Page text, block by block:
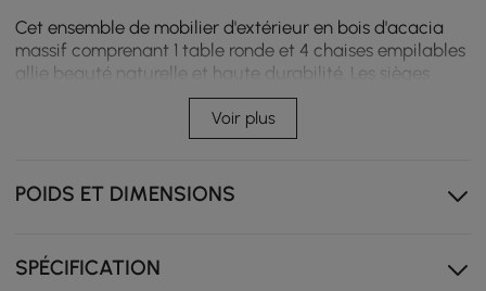
Cet ensemble de mobilier d'extérieur en bois d'acacia
massif comprenant 1 table ronde et 4 chaises empilables
allie beauté naturelle et haute durabilité. Les sièges
tissés à la main et la conception ergonomique
garantissent le confort pendant les longues périodes
【Bois d'acacia】Grâce à sa densité de fibres
naturellement élevée, il est robuste, durable et dur
main avec sensation respirante, imperméable, à
Voir plus
POIDS ET DIMENSIONS
SPÉCIFICATION